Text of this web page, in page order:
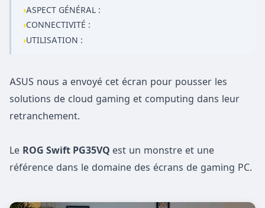
›ASPECT GÉNÉRAL :
›CONNECTIVITÉ :
›UTILISATION :
ASUS nous a envoyé cet écran pour pousser les
solutions de cloud gaming et computing dans leur
retranchement.
Le ROG Swift PG35VQ est un monstre et une
référence dans le domaine des écrans de gaming PC.